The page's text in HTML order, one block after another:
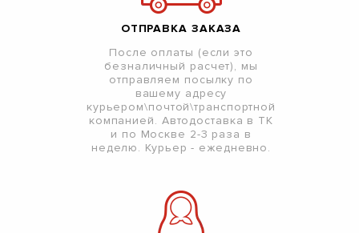
ОТПРАВКА ЗАКАЗА
После оплаты (если это
безналичный расчет), мы
отправляем посылку по
вашему адресу
курьером\почтой\транспортной
компанией. Автодоставка в ТК
и по Москве 2-3 раза в
неделю. Курьер - ежедневно.